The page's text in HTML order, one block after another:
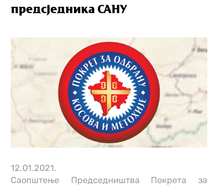
предсједника САНУ
12.01.2021.
Саопштење Председништва Покрета за